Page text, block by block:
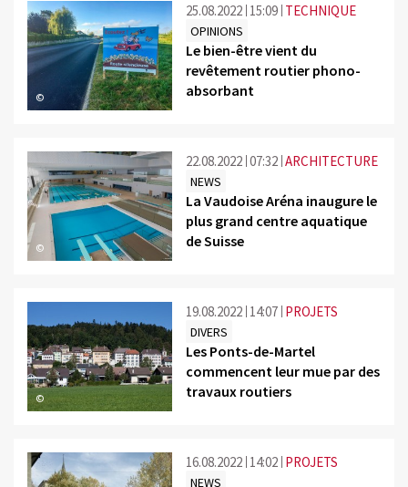
©
25.08.2022 15:09 TECHNIQUE
OPINIONS
Le bien-être vient du
revêtement routier phono-
absorbant
©
22.08.2022 07:32 ARCHITECTURE
NEWS
La Vaudoise Aréna inaugure le
plus grand centre aquatique
de Suisse
©
19.08.2022 14:07 PROJETS
DIVERS
Les Ponts-de-Martel
commencent leur mue par des
travaux routiers
16.08.2022 14:02 PROJETS
NEWS